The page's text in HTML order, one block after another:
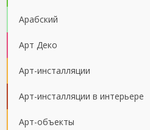
Арабский
Арт Деко
Арт-инсталляции
Арт-инсталляции в интерьере
Арт-объекты